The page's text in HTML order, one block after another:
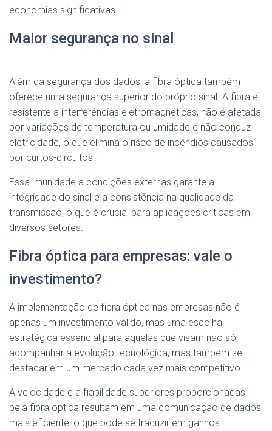
economias significativas.
Maior segurança no sinal
Além da segurança dos dados, a fibra óptica também
oferece uma segurança superior do próprio sinal. A fibra é
resistente a interferências eletromagnéticas, não é afetada
por variações de temperatura ou umidade e não conduz
eletricidade, o que elimina o risco de incêndios causados
por curtos-circuitos.
Essa imunidade a condições externas garante a
integridade do sinal e a consistência na qualidade da
transmissão, o que é crucial para aplicações críticas em
diversos setores.
Fibra óptica para empresas: vale o
investimento?
A implementação de fibra óptica nas empresas não é
apenas um investimento válido, mas uma escolha
estratégica essencial para aquelas que visam não só
acompanhar a evolução tecnológica, mas também se
destacar em um mercado cada vez mais competitivo.
A velocidade e a fiabilidade superiores proporcionadas
pela fibra óptica resultam em uma comunicação de dados
mais eficiente, o que pode se traduzir em ganhos